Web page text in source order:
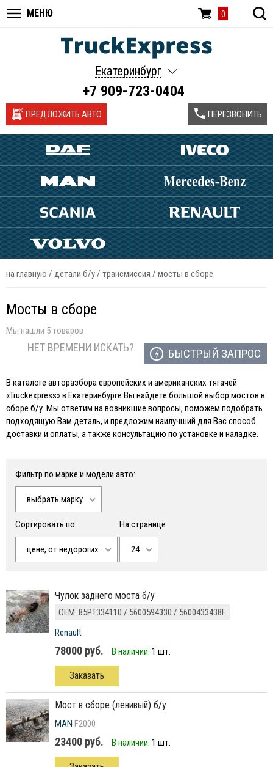
МЕНЮ 0
Екатеринбург
+7 909-723-0404
ПРЕДЛОЖИТЬ АВТО
на главную / детали б/у/ трансмиссия / мосты в сборе
Мосты в сборе
Мы нашли 5 товаров
НЕТ ВРЕМЕНИ ИСКАТЬ? БЫСТРЫЙ ЗАПРОС
В каталоге авторазбора европейских и американских тягачей
«Truckexpress» в Екатеринбурге Вы найдете большой выбор мостов в
сборе б/у. Мы ответим на возникшие вопросы, поможем подобрать
подходящую Вам деталь, и предложим наилучший для Вас способ
доставки и оплаты, а также консультацию по установке и наладке.
Фильтр по марке и модели авто:
выбрать марку
Сортировать по
цене, от недорогих
На странице
24
чулок заднего моста б/у
ОЕМ: 85PT334110 / 5600594330 / 5600433438F
Renault
78000 руб. В наличии: 1 шт.
Заказать
мост в сборе (ленивый) б/у
MAN F2000
23400 руб. В наличии: 1 шт.